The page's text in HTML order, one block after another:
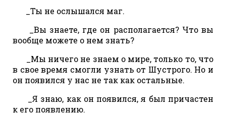
_Ты не ослышался маг.
_Вы знаете, где он располагается? Что вы
вообще можете о нем знать?
_Мы ничего не знаем о мире, только то, что
в свое время смогли узнать от Шустрого. Но и
он появился у нас не так как остальные.
_Я знаю, как он появился, я был причастен
к его появлению.